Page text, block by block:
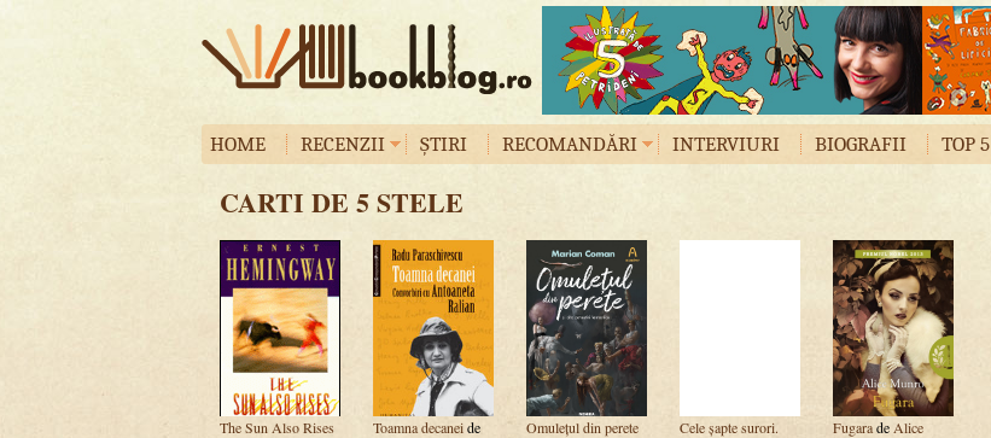
HOME RECENZII ȘTIRI RECOMANDĂRI INTERVIURI BIOGRAFII TOP 5
CARTI DE 5 STELE
The Sun Also Rises
Toamna decaneide
Omulețul din perete
Cele șapte surori.
Fugarade Alice